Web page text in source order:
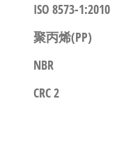
ISO 8573-1:2010
聚丙烯(PP)
NBR
CRC 2